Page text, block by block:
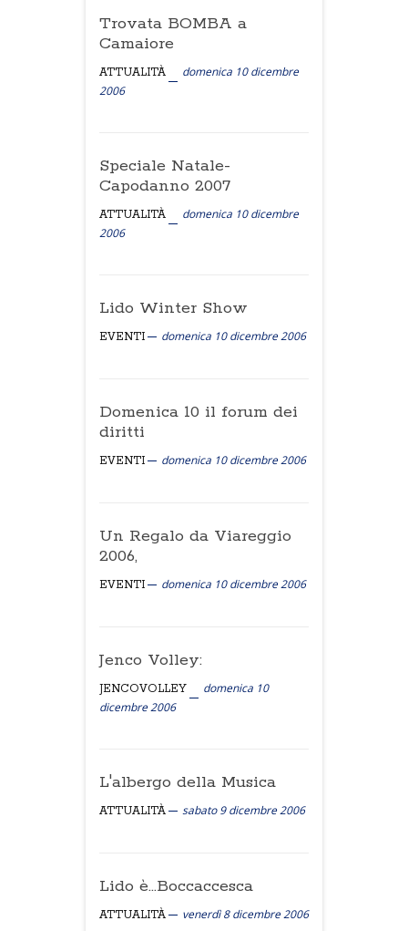
Trovata BOMBA a
Camaiore
ATTUALITÀ
domenica 10 dicembre
2006
Speciale Natale-
Capodanno 2007
ATTUALITÀ
domenica 10 dicembre
2006
Lido Winter Show
EVENTI domenica 10 dicembre 2006
Domenica 10 il forum dei
diritti
EVENTI domenica 10 dicembre 2006
Un Regalo da Viareggio
2006,
EVENTI domenica 10 dicembre 2006
Jenco Volley:
JENCOVOLLEY
domenica 10
dicembre 2006
L'albergo della Musica
ATTUALITÀ sabato 9 dicembre 2006
Lido è…Boccaccesca
ATTUALITÀ venerdì 8 dicembre 2006